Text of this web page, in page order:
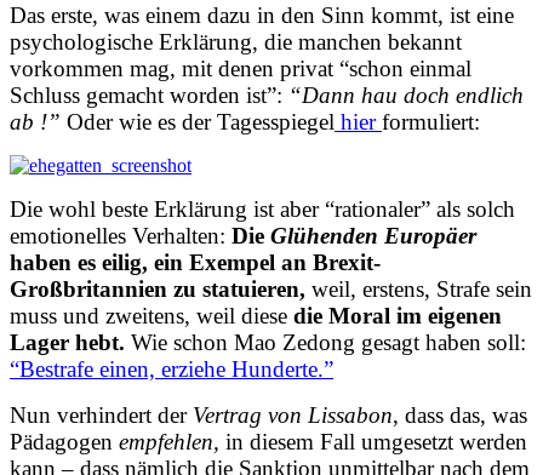
Das erste, was einem dazu in den Sinn kommt, ist eine
psychologische Erklärung, die manchen bekannt
vorkommen mag, mit denen privat “schon einmal
Schluss gemacht worden ist”: “Dann hau doch endlich
ab !” Oder wie es der Tagesspiegel hierformuliert:
Die wohl beste Erklärung ist aber “rationaler” als solch
emotionelles Verhalten: Die Glühenden Europäer
haben es eilig, ein Exempel an Brexit-
Großbritannien zu statuieren, weil, erstens, Strafe sein
muss und zweitens, weil diese die Moral im eigenen
Lager hebt. Wie schon Mao Zedong gesagt haben soll:
“Bestrafe einen, erziehe Hunderte.”
Nun verhindert der Vertrag von Lissabon, dass das, was
Pädagogen empfehlen, in diesem Fall umgesetzt werden
kann – dass nämlich die Sanktion unmittelbar nach dem